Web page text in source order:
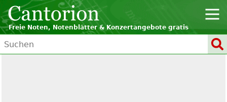
Freie Noten, Notenblätter & Konzertangebote gratis